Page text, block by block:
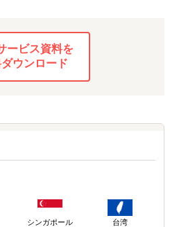
ービス資料を
ウンロード
シンガポール 台湾